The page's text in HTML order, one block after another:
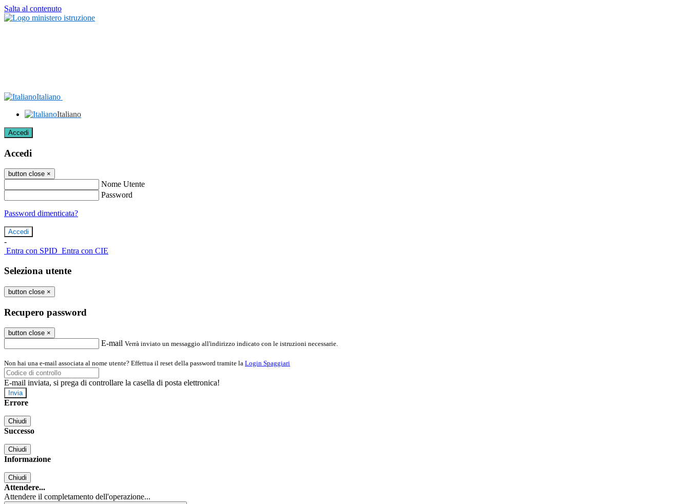
Salta al contenuto
Italiano
Italiano
Accedi
Accedi
button close ×
Nome Utente
Password
Password dimenticata?
-
Entra con SPID Entra con CIE
Seleziona utente
button close ×
Recupero password
button close ×
E-mail Verrà inviato un messaggio all'indirizzo indicato con le istruzioni necessarie.
Non hai una e-mail associata al nome utente? Effettua il reset della password tramite la Login Spaggiari
E-mail inviata, si prega di controllare la casella di posta elettronica!
Errore
Chiudi
Successo
Chiudi
Informazione
Chiudi
Attendere...
Attendere il completamento dell'operazione...